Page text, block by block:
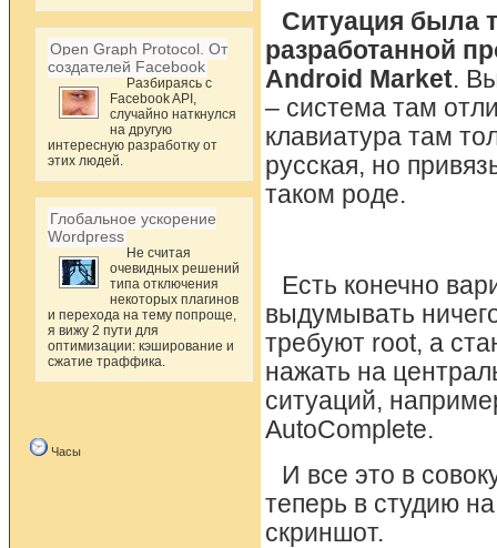
Open Graph Protocol. От
создателей Facebook
Разбираясь с
Facebook API,
случайно наткнулся
на другую
интересную разработку от
этих людей.
Глобальное ускорение
Wordpress
Не считая
очевидных решений
типа отключения
некоторых плагинов
и перехода на тему попроще,
я вижу 2 пути для
оптимизации: кэширование и
сжатие траффика.
Часы
Ситуация была
разработанной
Android Market.
– система там
клавиатура там
русская, но
таком роде.
Есть конечно
выдумывать
требуют root, а
нажать на
ситуаций,
AutoComplete.
И все это в
теперь в студию
скриншот.